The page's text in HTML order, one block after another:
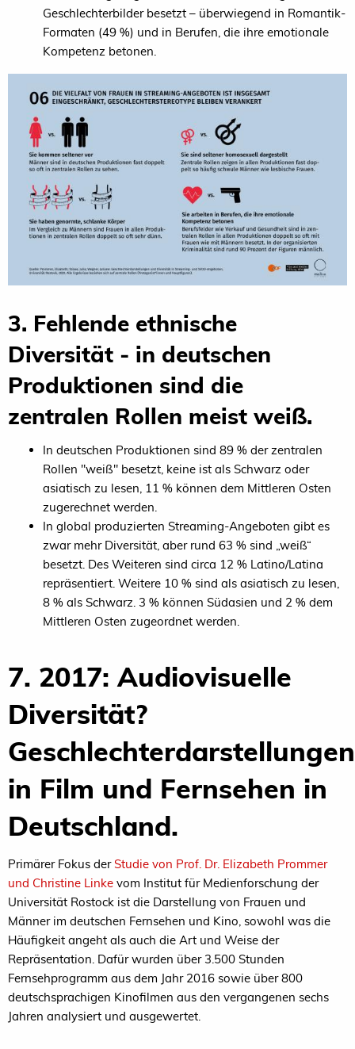
Geschlechterbilder besetzt – überwiegend in Romantik-
Formaten (49 %) und in Berufen, die ihre emotionale
Kompetenz betonen.
3. Fehlende ethnische
Diversität - in deutschen
Produktionen sind die
zentralen Rollen meist weiß.
In deutschen Produktionen sind 89 % der zentralen
Rollen "weiß" besetzt, keine ist als Schwarz oder
asiatisch zu lesen, 11 % können dem Mittleren Osten
zugerechnet werden.
In global produzierten Streaming-Angeboten gibt es
zwar mehr Diversität, aber rund 63 % sind „weiß“
besetzt. Des Weiteren sind circa 12 % Latino/Latina
repräsentiert. Weitere 10 % sind als asiatisch zu lesen,
8 % als Schwarz. 3 % können Südasien und 2 % dem
Mittleren Osten zugeordnet werden.
7. 2017: Audiovisuelle
Diversität?
Geschlechterdarstellungen
in Film und Fernsehen in
Deutschland.
Primärer Fokus derStudie von Prof. Dr. Elizabeth Prommer
und Christine Linke vom Institut für Medienforschung der
Universität Rostock ist die Darstellung von Frauen und
Männer im deutschen Fernsehen und Kino, sowohl was die
Häufigkeit angeht als auch die Art und Weise der
Repräsentation. Dafür wurden über 3.500 Stunden
Fernsehprogramm aus dem Jahr 2016 sowie über 800
deutschsprachigen Kinofilmen aus den vergangenen sechs
Jahren analysiert und ausgewertet.